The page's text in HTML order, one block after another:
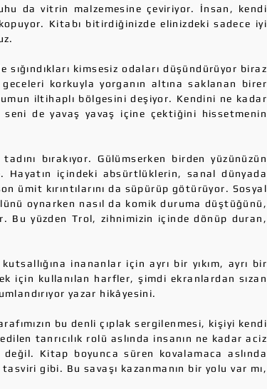
da vitrin malzemesine çeviriyor. İnsan, kendi
Kitabı bitirdiğinizde elinizdeki sadece iyi
kimsesiz odaları düşündürüyor biraz
korkuyla yorganın altına saklanan birer
iltihaplı bölgesini deşiyor. Kendini ne kadar
seni de yavaş yavaş içine çektiğini hissetmenin
bırakıyor. Gülümserken birden yüzünüzün
Hayatın içindeki absürtlüklerin, sanal dünyada
ümit kırıntılarını da süpürüp götürüyor. Sosyal
oynarken nasıl da komik duruma düştüğünü,
Bu yüzden Trol, zihnimizin içinde dönüp duran,
inananlar için ayrı bir yıkım, ayrı bir
için kullanılan harfler, şimdi ekranlardan sızan
yazar hikâyesini.
bu denli çıplak sergilenmesi, kişiyi kendi
tanrıcılık rolü aslında insanın ne kadar aciz
Kitap boyunca süren kovalamaca aslında
gibi. Bu savaşı kazanmanın bir yolu var mı,